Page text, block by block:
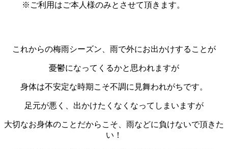
※ご利用はご本人様のみとさせて頂きます。
これからの梅雨シーズン、雨で外にお出かけすることが
憂鬱になってくるかと思われますが
身体は不安定な時期こそ不調に見舞われがちです。
足元が悪く、出かけたくなくなってしまいますが
大切なお身体のことだからこそ、雨などに負けないで頂きた
い！